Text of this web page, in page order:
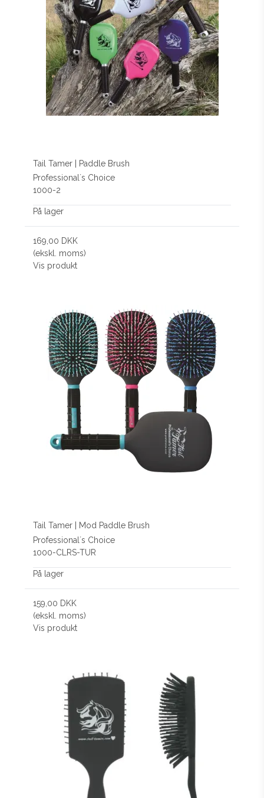
Tail Tamer | Paddle Brush
Professional´s Choice
1000-2
På lager
169,00 DKK
(ekskl. moms)
Vis produkt
Tail Tamer | Mod Paddle Brush
Professional´s Choice
1000-CLRS-TUR
På lager
159,00 DKK
(ekskl. moms)
Vis produkt